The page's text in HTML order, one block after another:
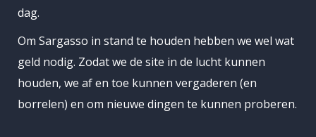
dag.
Om Sargasso in stand te houden hebben we wel wat
geld nodig. Zodat we de site in de lucht kunnen
houden, we af en toe kunnen vergaderen (en
borrelen) en om nieuwe dingen te kunnen proberen.